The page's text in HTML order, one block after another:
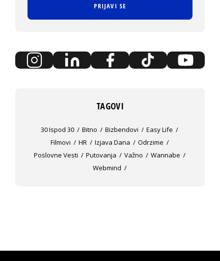
PRIJAVI SE
TAGOVI
30 Ispod 30 Bitno Bizbendovi
Easy Life
Filmovi
HR Izjava Dana
Odrzime
Poslovne Vesti
Putovanja Važno
Wannabe
Webmind